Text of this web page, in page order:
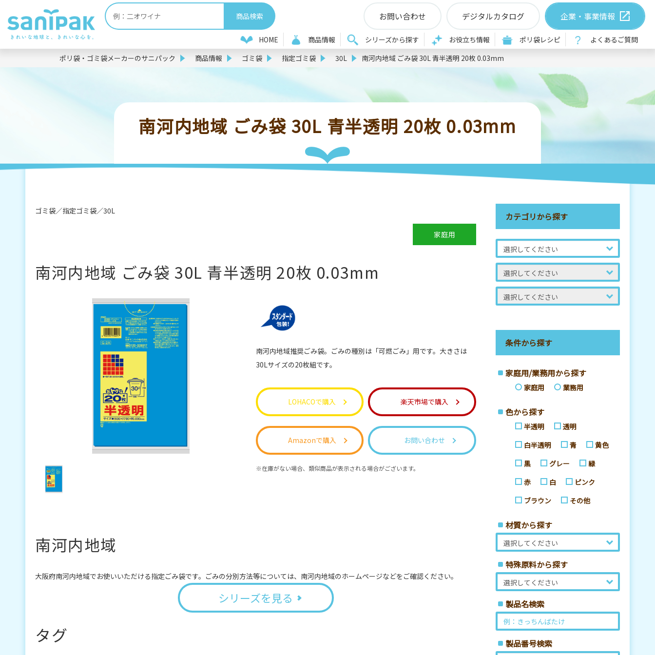
HOME 商品情報 シリーズから探す お役立ち情報 ポリ袋レシピ よくあるご質問
お問い合わせ デジタルカタログ 企業・事業情報
ポリ袋・ゴミ袋メーカーのサニパック 商品情報 ゴミ袋 指定ゴミ袋 30L 南河内地域 ごみ袋 30L 青半透明 20枚 0.03mm
南河内地域 ごみ袋 30L 青半透明 20枚 0.03mm
ゴミ袋 指定ゴミ袋 30L
家庭用
南河内地域 ごみ袋 30L 青半透明 20枚 0.03mm
南河内地域推奨ごみ袋。ごみの種別は「可燃ごみ」用です。大きさは
30Lサイズの20枚組です。
LOHACOで購入 楽天市場で購入
Amazonで購入 お問い合わせ
在庫がない場合、類似商品が表示される場合がございます。
南河内地域
大阪府南河内地域でお使いいただける指定ごみ袋です。ごみの分別方法等については、南河内地域のホームページなどをご確認ください。
シリーズを見る
タグ
カテゴリから探す
条件から探す
家庭用/業務用から探す
家庭用 業務用
色から探す
半透明
透明
白半透明
青
黄色
黒
グレー
緑
赤
白
ピンク
ブラウン
その他
材質から探す
特殊原料から探す
製品名検索
製品番号検索